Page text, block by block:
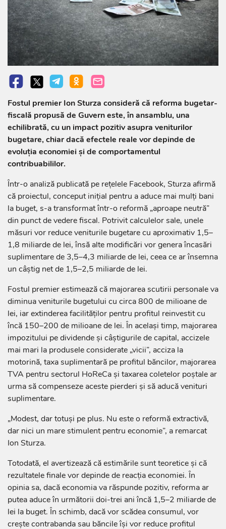
Fostul premier Ion Sturza consideră că reforma bugetar-
fiscală propusă de Guvern este, în ansamblu, una
echilibrată, cu un impact pozitiv asupra veniturilor
bugetare, chiar dacă efectele reale vor depinde de
evoluția economiei și de comportamentul
contribuabililor.
Într-o analiză publicată pe rețelele Facebook, Sturza afirmă
că proiectul, conceput inițial pentru a aduce mai mulți bani
la buget, s-a transformat într-o reformă „aproape neutră”
din punct de vedere fiscal. Potrivit calculelor sale, unele
măsuri vor reduce veniturile bugetare cu aproximativ 1,5–
1,8 miliarde de lei, însă alte modificări vor genera încasări
suplimentare de 3,5–4,3 miliarde de lei, ceea ce ar însemna
un câștig net de 1,5–2,5 miliarde de lei.
Fostul premier estimează că majorarea scutirii personale va
diminua veniturile bugetului cu circa 800 de milioane de
lei, iar extinderea facilităților pentru profitul reinvestit cu
încă 150–200 de milioane de lei. În același timp, majorarea
impozitului pe dividende și câștigurile de capital, accizele
mai mari la produsele considerate „vicii”, acciza la
motorină, taxa suplimentară pe profitul băncilor, majorarea
TVA pentru sectorul HoReCa și taxarea coletelor poștale ar
urma să compenseze aceste pierderi și să aducă venituri
suplimentare.
„Modest, dar totuși pe plus. Nu este o reformă extractivă,
dar nici un mare stimulent pentru economie”, a remarcat
Ion Sturza.
Totodată, el avertizează că estimările sunt teoretice și că
rezultatele finale vor depinde de reacția economiei. În
opinia sa, dacă economia va răspunde pozitiv, reforma ar
putea aduce în următorii doi-trei ani încă 1,5–2 miliarde de
lei la buget. În schimb, dacă vor scădea consumul, vor
crește contrabanda sau băncile își vor reduce profitul